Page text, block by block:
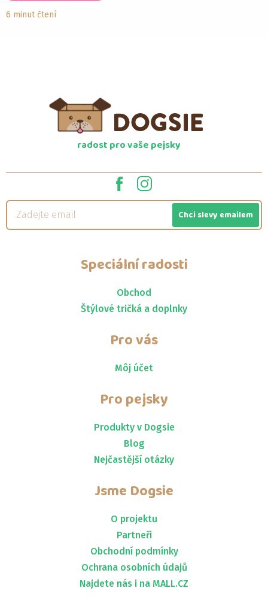
6 minut čtení
radost pro vaše pejsky
Chci slevy emailem
Speciální radosti
Obchod
Štýlové tričká a doplnky
Pro vás
Môj účet
Pro pejsky
Produkty v Dogsie
Blog
Nejčastější otázky
Jsme Dogsie
O projektu
Partneři
Obchodní podmínky
Ochrana osobních údajů
Najdete nás i na MALL.CZ